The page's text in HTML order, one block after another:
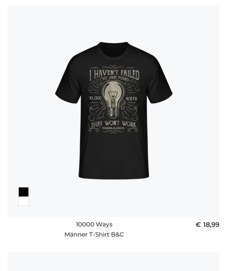
10000 Ways
Männer T-Shirt B&C
€ 18,99